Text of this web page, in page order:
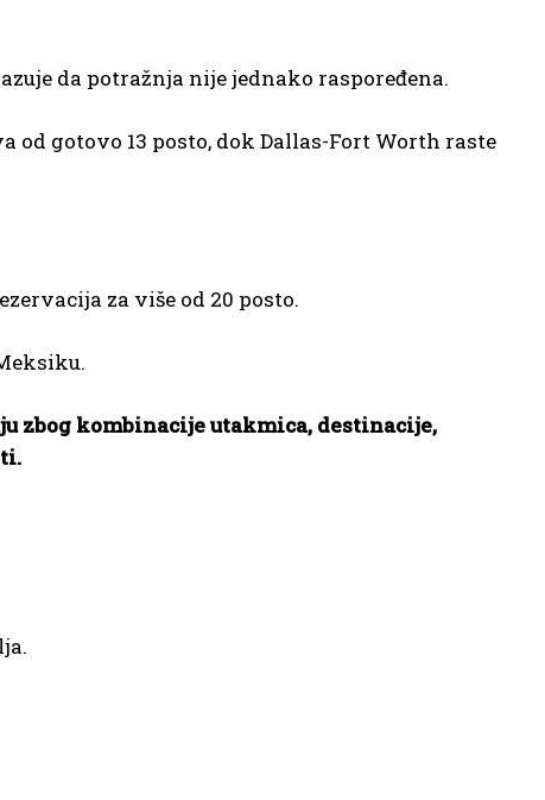
da potražnja nije jednako raspoređena.
od gotovo 13 posto, dok Dallas-Fort Worth raste
za više od 20 posto.
zbog kombinacije utakmica, destinacije,